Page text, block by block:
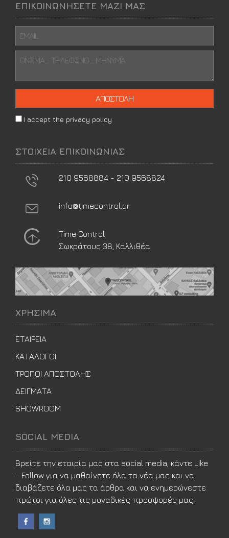
ΕΠΙΚΟΙΝΩΝΗΣΕΤΕ ΜΑΖΙ ΜΑΣ
I accept the privacy policy
ΣΤΟΙΧΕΙΑ ΕΠΙΚΟΙΝΩΝΙΑΣ
210 9568884 - 210 9568824
info@timecontrol.gr
Time Control
Σωκράτους 38, Καλλιθέα
ΧΡΗΣΙΜΑ
ΕΤΑΙΡΕΙΑ
ΚΑΤΑΛΟΓΟΙ
ΤΡΟΠΟΙ ΑΠΟΣΤΟΛΗΣ
ΔΕΙΓΜΑΤΑ
SHOWROOM
SOCIAL MEDIA
Βρείτε την εταιρία μας στα social media, κάντε Like
- Follow για να μαθαίνετε όλα τα νέα μας και να
διαβάζετε όλα μας τα άρθρα και να ενημερώνεστε
πρώτοι για όλες τις μοναδικές προσφορές μας.